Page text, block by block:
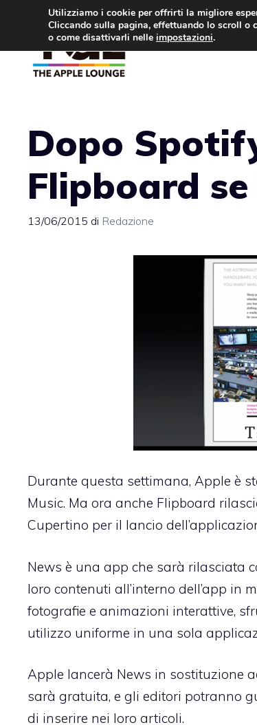
contenuto
Dopo
Flipboard
13/06/2015 di Redazione
Durante questa settimana, Apple è
Music. Ma ora anche Flipboard
Cupertino per il lancio
News è una app che sarà rilasciata
loro contenuti all’interno dell’app in
fotografie e animazioni interattive,
utilizzo uniforme in una sola
Apple lancerà News in sostituzione
sarà gratuita, e gli editori potranno
di inserire nei loro articoli.
Utilizziamo i cookie per offrirti la migliore
Cliccando sulla pagina, effettuando lo scroll o
o come disattivarli nelle impostazioni.